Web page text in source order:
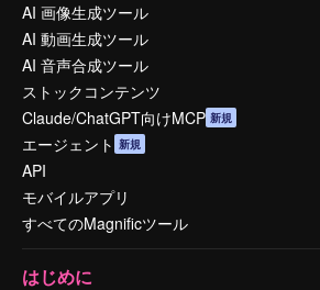
AI 画像生成ツール
AI 動画生成ツール
AI 音声合成ツール
ストックコンテンツ
Claude/ChatGPT向けMCP 新規
エージェント 新規
API
モバイルアプリ
すべてのMagnificツール
はじめに